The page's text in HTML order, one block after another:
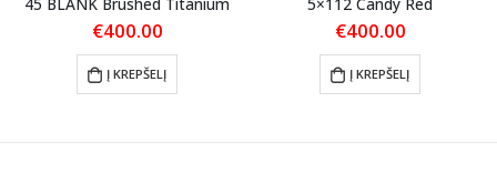
€400.00
Į KREPŠELĮ
€400.00
Į KREPŠELĮ